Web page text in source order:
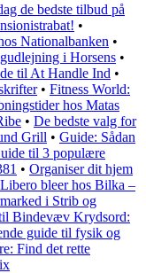
de bedste tilbud på
•
Nationalbanken •
i Horsens •
til At Handle Ind •
• Fitness World:
hos Matas
• De bedste valg for
Grill • Guide: Sådan
til 3 populære
• Organiser dit hjem
bleer hos Bilka –
i Strib og
Bindevæv Krydsord:
guide til fysik og
Find det rette